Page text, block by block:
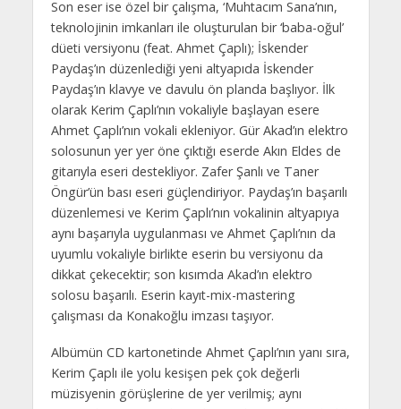
Son eser ise özel bir çalışma, ‘Muhtacım Sana’nın,
teknolojinin imkanları ile oluşturulan bir ‘baba-oğul’
düeti versiyonu (feat. Ahmet Çaplı); İskender
Paydaş’ın düzenlediği yeni altyapıda İskender
Paydaş’ın klavye ve davulu ön planda başlıyor. İlk
olarak Kerim Çaplı’nın vokaliyle başlayan esere
Ahmet Çaplı’nın vokali ekleniyor. Gür Akad’ın elektro
solosunun yer yer öne çıktığı eserde Akın Eldes de
gitarıyla eseri destekliyor. Zafer Şanlı ve Taner
Öngür’ün bası eseri güçlendiriyor. Paydaş’ın başarılı
düzenlemesi ve Kerim Çaplı’nın vokalinin altyapıya
aynı başarıyla uygulanması ve Ahmet Çaplı’nın da
uyumlu vokaliyle birlikte eserin bu versiyonu da
dikkat çekecektir; son kısımda Akad’ın elektro
solosu başarılı. Eserin kayıt-mix-mastering
çalışması da Konakoğlu imzası taşıyor.
Albümün CD kartonetinde Ahmet Çaplı’nın yanı sıra,
Kerim Çaplı ile yolu kesişen pek çok değerli
müzisyenin görüşlerine de yer verilmiş; aynı